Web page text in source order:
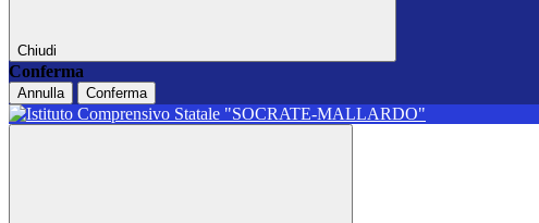
Chiudi
Conferma
Annulla Conferma